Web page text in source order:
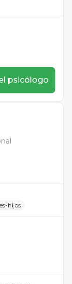
psicólogo
hijos